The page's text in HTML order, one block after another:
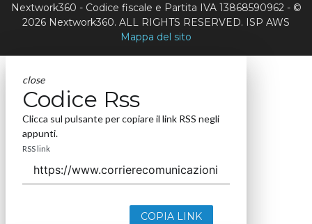
Nextwork360 - Codice fiscale e Partita IVA 13868590962 - ©
2026 Nextwork360. ALL RIGHTS RESERVED. ISP AWS
Mappa del sito
close
Codice Rss
Clicca sul pulsante per copiare il link RSS negli
appunti.
RSS link
COPIA LINK